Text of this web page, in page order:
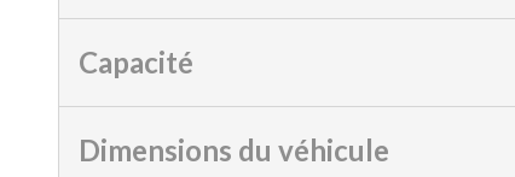
Capacité
Dimensions du véhicule